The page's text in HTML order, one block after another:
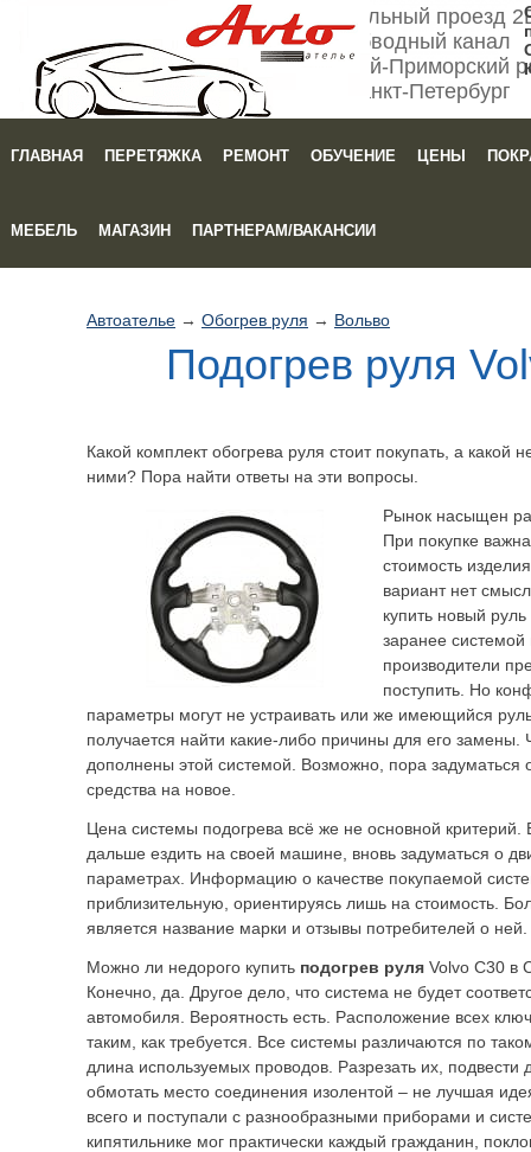
Мебельный проезд
Обводный канал
Кировский-Приморский
Санкт-Петербург
ГЛАВНАЯ ПЕРЕТЯЖКА РЕМОНТ ОБУЧЕНИЕ ЦЕНЫ
МЕБЕЛЬ МАГАЗИН ПАРТНЕРАМ/ВАКАНСИИ
Автоателье → Обогрев руля → Вольво
Подогрев руля
Какой комплект обогрева руля стоит покупать, а какой
ними? Пора найти ответы на эти вопросы.
Рынок насыщен
При покупке
стоимость
вариант нет
купить новый
заранее
производители
поступить. Но
параметры могут не устраивать или же имеющийся
получается найти какие-либо причины для его замены.
дополнены этой системой. Возможно, пора задуматься
средства на новое.
Цена системы подогрева всё же не основной критерий.
дальше ездить на своей машине, вновь задуматься о
параметрах. Информацию о качестве покупаемой
приблизительную, ориентируясь лишь на стоимость.
является название марки и отзывы потребителей о ней.
Можно ли недорого купить подогрев руля Volvo C30 в
Конечно, да. Другое дело, что система не будет
автомобиля. Вероятность есть. Расположение всех
таким, как требуется. Все системы различаются по
длина используемых проводов. Разрезать их, подвести
обмотать место соединения изолентой – не лучшая
всего и поступали с разнообразными приборами и
кипятильнике мог практически каждый гражданин,